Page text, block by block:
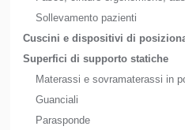
Sollevamento pazienti
Cuscini e dispositivi di
Superfici di supporto statiche
Materassi e sovramaterassi in
Guanciali
Parasponde